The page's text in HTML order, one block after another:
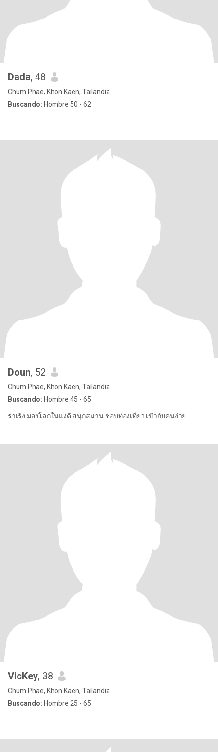
Dada, 48
Chum Phae, Khon Kaen, Tailandia
Buscando: Hombre 50 - 62
Doun, 52
Chum Phae, Khon Kaen, Tailandia
Buscando: Hombre 45 - 65
ร่าเริง มองโลกในแง่ดี สนุกสนาน ชอบท่องเที่ยว เข้ากับคนง่าย
VicKey, 38
Chum Phae, Khon Kaen, Tailandia
Buscando: Hombre 25 - 65